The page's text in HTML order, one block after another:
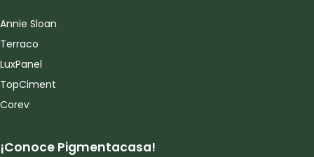
Annie Sloan
Terraco
LuxPanel
TopCiment
Corev
¡Conoce Pigmentacasa!